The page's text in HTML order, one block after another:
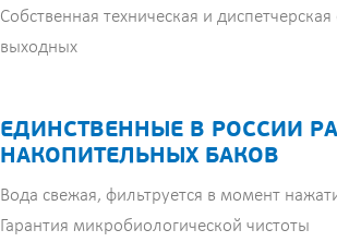
Собственная техническая и
выходных
ЕДИНСТВЕННЫЕ В РОССИИ
НАКОПИТЕЛЬНЫХ БАКОВ
Вода свежая, фильтруется в момент
Гарантия микробиологической чистоты